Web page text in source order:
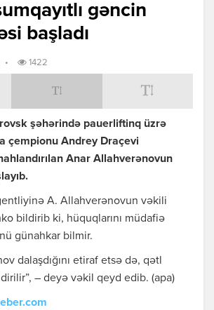
gəncin
başladı
• 1422
şəhərində pauerliftinq üzrə
çempionu Andrey Draçevi
Anar Allahverənovun
A. Allahverənovun vəkili
bildirib ki, hüquqlarını müdafiə
günahkar bilmir.
dalaşdığını etiraf etsə də, qətl
– deyə vəkil qeyd edib. (apa)